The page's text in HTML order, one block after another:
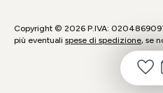
Copyright © 2026 P.IVA:
più eventuali spese di spedizione, se